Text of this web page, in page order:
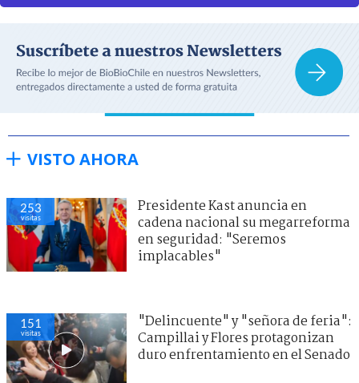
VISTO AHORA
253
visitas
Presidente Kast anuncia en
cadena nacional su megarreforma
en seguridad: "Seremos
implacables"
151
visitas
"Delincuente" y "señora de feria":
Campillai y Flores protagonizan
duro enfrentamiento en el Senado